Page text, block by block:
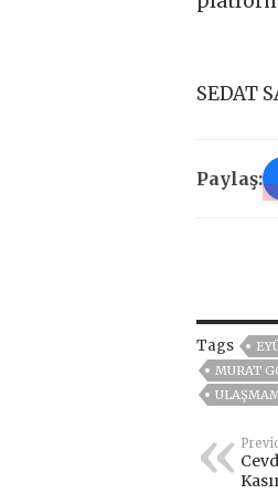
SEDAT
Paylaş:
Tags
MURAT